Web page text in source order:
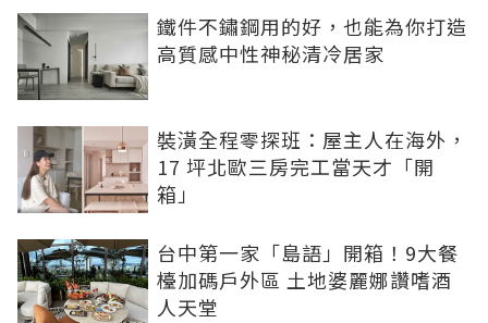
鐵件不鏽鋼用的好，也能為你打造
高質感中性神秘清冷居家
裝潢全程零探班：屋主人在海外，
17 坪北歐三房完工當天才「開
箱」
台中第一家「島語」開箱！9大餐
檯加碼戶外區 土地婆麗娜讚嗜酒
人天堂